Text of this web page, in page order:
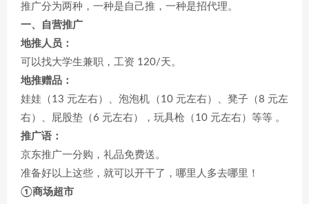
推广分为两种，一种是自己推，一种是招代理。
一、自营推广
地推人员：
可以找大学生兼职，工资 120/天。
地推赠品：
娃娃（13 元左右）、泡泡机（10 元左右）、凳子（8 元左
右）、屁股垫（6 元左右），玩具枪（10 元左右）等等 。
推广语：
京东推广一分购，礼品免费送。
准备好以上这些，就可以开干了，哪里人多去哪里！
①商场超市